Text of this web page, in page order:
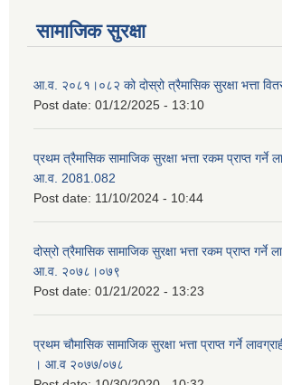
सामाजिक सुरक्षा
आ.व. २०८१।०८२ को दोस्रो त्रैमासिक सुरक्षा भत्ता
Post date: 01/12/2025 - 13:10
प्रथम त्रैमासिक सामाजिक सुरक्षा भत्ता रकम प्राप्त गर्ने
आ.व. 2081.082
Post date: 11/10/2024 - 10:44
दोस्रो त्रैमासिक सामाजिक सुरक्षा भत्ता रकम प्राप्त गर्ने
आ.व. २०७८।०७९
Post date: 01/21/2022 - 13:23
प्रथम चौमासिक सामाजिक सुरक्षा भत्ता प्राप्त गर्ने
। आ.व २०७७/०७८